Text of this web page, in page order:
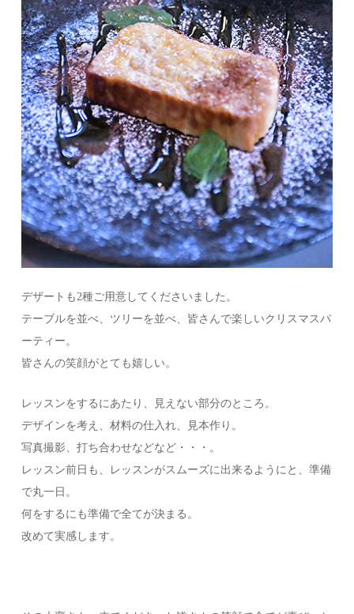
デザートも2種ご用意してくださいました。
テーブルを並べ、ツリーを並べ、皆さんで楽しいクリスマスパ
ーティー。
皆さんの笑顔がとても嬉しい。
レッスンをするにあたり、見えない部分のところ。
デザインを考え、材料の仕入れ、見本作り。
写真撮影、打ち合わせなどなど・・・。
レッスン前日も、レッスンがスムーズに出来るようにと、準備
で丸一日。
何をするにも準備で全てが決まる。
改めて実感します。